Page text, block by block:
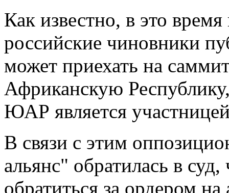
Как известно, в это
российские чиновники
может приехать на
Африканскую
ЮАР является
В связи с этим
альянс" обратилась в суд,
обратиться за ордером